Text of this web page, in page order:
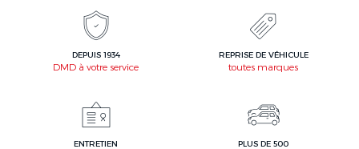
DEPUIS 1934
DMD à votre service
REPRISE DE VÉHICULE
toutes marques
ENTRETIEN PLUS DE 500